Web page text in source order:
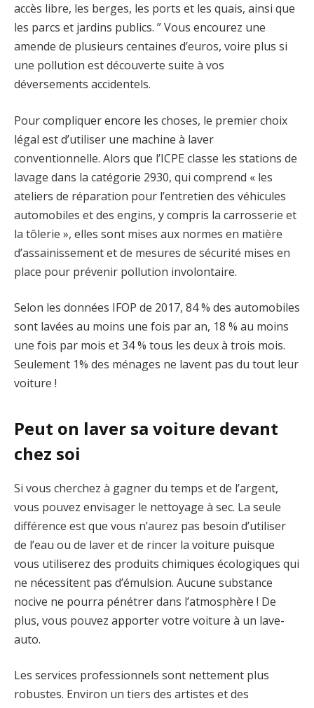
accès libre, les berges, les ports et les quais, ainsi que
les parcs et jardins publics. ” Vous encourez une
amende de plusieurs centaines d’euros, voire plus si
une pollution est découverte suite à vos
déversements accidentels.
Pour compliquer encore les choses, le premier choix
légal est d’utiliser une machine à laver
conventionnelle. Alors que l’ICPE classe les stations de
lavage dans la catégorie 2930, qui comprend « les
ateliers de réparation pour l’entretien des véhicules
automobiles et des engins, y compris la carrosserie et
la tôlerie », elles sont mises aux normes en matière
d’assainissement et de mesures de sécurité mises en
place pour prévenir pollution involontaire.
Selon les données IFOP de 2017, 84 % des automobiles
sont lavées au moins une fois par an, 18 % au moins
une fois par mois et 34 % tous les deux à trois mois.
Seulement 1% des ménages ne lavent pas du tout leur
voiture !
Peut on laver sa voiture devant
chez soi
Si vous cherchez à gagner du temps et de l’argent,
vous pouvez envisager le nettoyage à sec. La seule
différence est que vous n’aurez pas besoin d’utiliser
de l’eau ou de laver et de rincer la voiture puisque
vous utiliserez des produits chimiques écologiques qui
ne nécessitent pas d’émulsion. Aucune substance
nocive ne pourra pénétrer dans l’atmosphère ! De
plus, vous pouvez apporter votre voiture à un lave-
auto.
Les services professionnels sont nettement plus
robustes. Environ un tiers des artistes et des